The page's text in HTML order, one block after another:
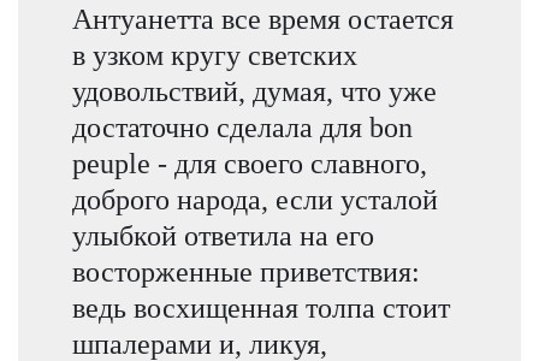
Антуанетта все время остается
в узком кругу светских
удовольствий, думая, что уже
достаточно сделала для bon
peuple - для своего славного,
доброго народа, если усталой
улыбкой ответила на его
восторженные приветствия:
ведь восхищенная толпа стоит
шпалерами и, ликуя,